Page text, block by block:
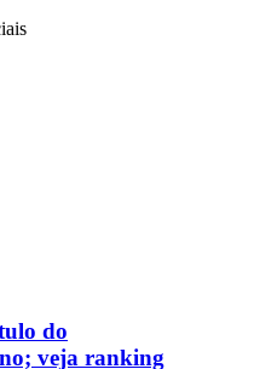
do
veja ranking